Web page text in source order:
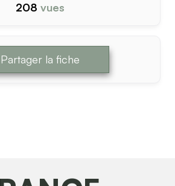
208 vues
Partager la fiche